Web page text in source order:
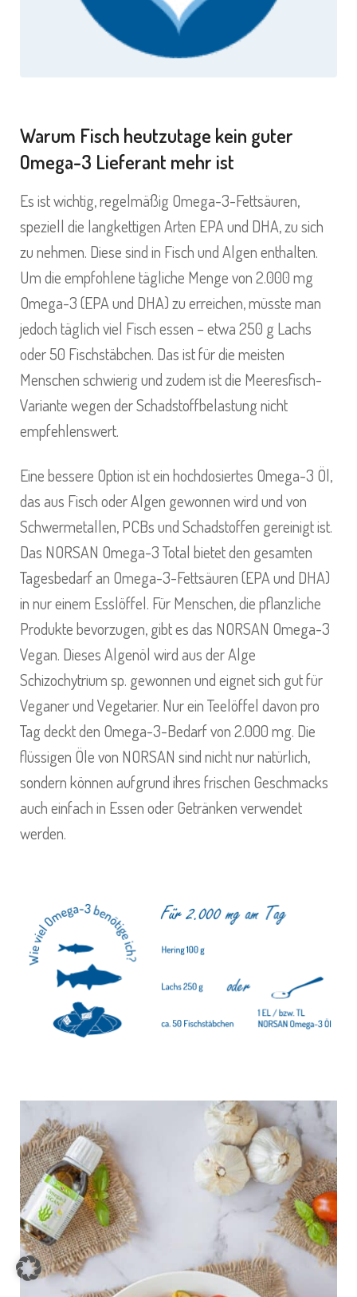
Warum Fisch heutzutage kein guter
Omega-3 Lieferant mehr ist
Es ist wichtig, regelmäßig Omega-3-Fettsäuren,
speziell die langkettigen Arten EPA und DHA, zu sich
zu nehmen. Diese sind in Fisch und Algen enthalten.
Um die empfohlene tägliche Menge von 2.000 mg
Omega-3 (EPA und DHA) zu erreichen, müsste man
jedoch täglich viel Fisch essen – etwa 250 g Lachs
oder 50 Fischstäbchen. Das ist für die meisten
Menschen schwierig und zudem ist die Meeresfisch-
Variante wegen der Schadstoffbelastung nicht
empfehlenswert.
Eine bessere Option ist ein hochdosiertes Omega-3 Öl,
das aus Fisch oder Algen gewonnen wird und von
Schwermetallen, PCBs und Schadstoffen gereinigt ist.
Das NORSAN Omega-3 Total bietet den gesamten
Tagesbedarf an Omega-3-Fettsäuren (EPA und DHA)
in nur einem Esslöffel. Für Menschen, die pflanzliche
Produkte bevorzugen, gibt es das NORSAN Omega-3
Vegan. Dieses Algenöl wird aus der Alge
Schizochytrium sp. gewonnen und eignet sich gut für
Veganer und Vegetarier. Nur ein Teelöffel davon pro
Tag deckt den Omega-3-Bedarf von 2.000 mg. Die
flüssigen Öle von NORSAN sind nicht nur natürlich,
sondern können aufgrund ihres frischen Geschmacks
auch einfach in Essen oder Getränken verwendet
werden.
Item added to cart.
0 items -0,00
CHECKOUT